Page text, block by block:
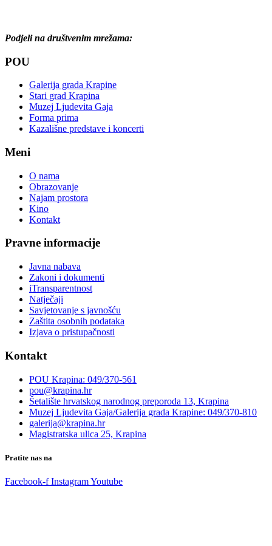
Podjeli na društvenim mrežama:
POU
Galerija grada Krapine
Stari grad Krapina
Muzej Ljudevita Gaja
Forma prima
Kazališne predstave i koncerti
Meni
O nama
Obrazovanje
Najam prostora
Kino
Kontakt
Pravne informacije
Javna nabava
Zakoni i dokumenti
iTransparentnost
Natječaji
Savjetovanje s javnošću
Zaštita osobnih podataka
Izjava o pristupačnosti
Kontakt
POU Krapina: 049/370-561
pou@krapina.hr
Šetalište hrvatskog narodnog preporoda 13, Krapina
Muzej Ljudevita Gaja/Galerija grada Krapine: 049/370-810
galerija@krapina.hr
Magistratska ulica 25, Krapina
Pratite nas na
Facebook-f InstagramYoutube